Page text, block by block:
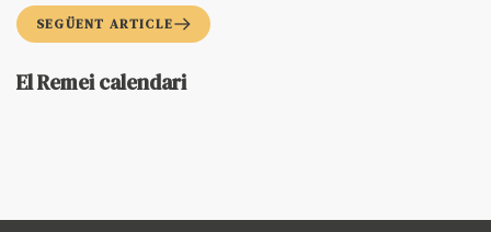
SEGÜENT ARTICLE
El Remei calendari